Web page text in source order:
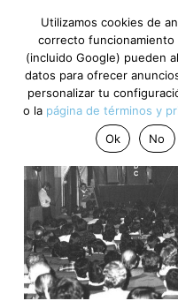
Utilizamos cookies de
correcto
(incluido Google) pueden
datos para ofrecer
personalizar tu
o la página de términos y
Ok
No